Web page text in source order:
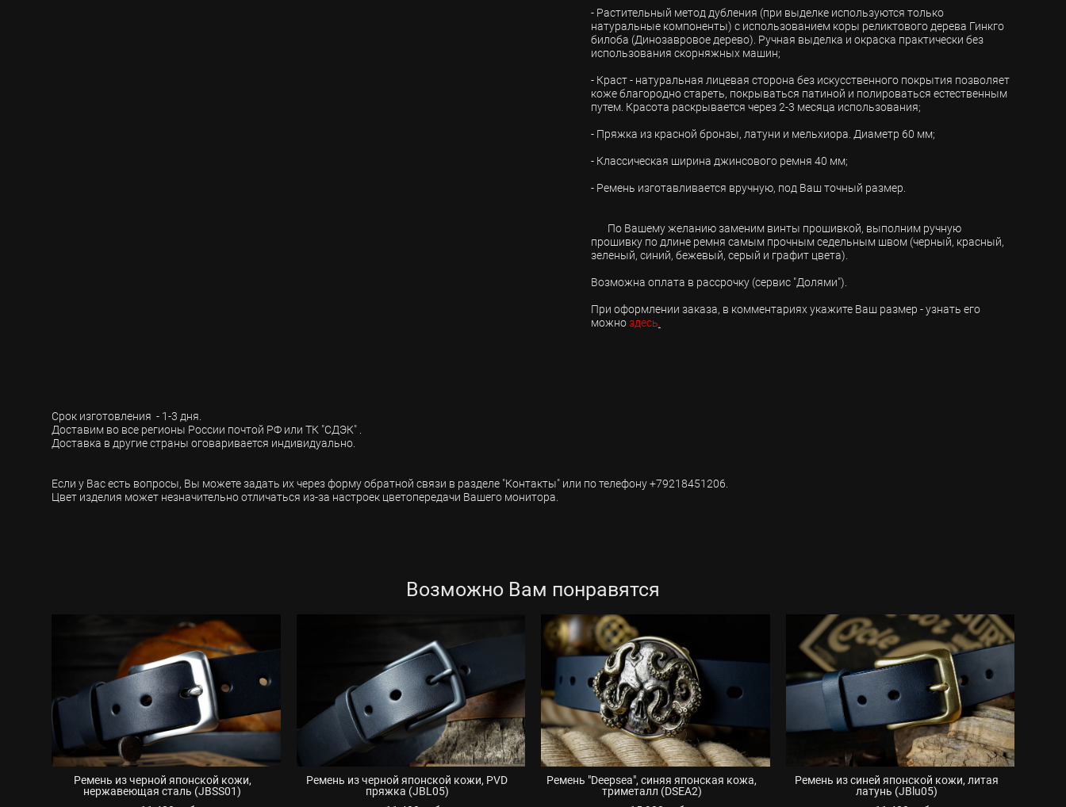
- Растительный метод дубления (при выделке используются только
натуральные компоненты) с использованием коры реликтового дерева Гинкго
билоба (Динозавровое дерево). Ручная выделка и окраска практически без
использования скорняжных машин;
- Краст - натуральная лицевая сторона без искусственного покрытия позволяет
коже благородно стареть, покрываться патиной и полироваться естественным
путем. Красота раскрывается через 2-3 месяца использования;
- Пряжка из красной бронзы, латуни и мельхиора. Диаметр 60 мм;
- Классическая ширина джинсового ремня 40 мм;
- Ремень изготавливается вручную, под Ваш точный размер.
По Вашему желанию заменим винты прошивкой, выполним ручную
прошивку по длине ремня самым прочным седельным швом (черный, красный,
зеленый, синий, бежевый, серый и графит цвета).
Возможна оплата в рассрочку (сервис "Долями").
При оформлении заказа, в комментариях укажите Ваш размер - узнать его
можноздесь
Срок изготовления - 1-3 дня.
Доставим во все регионы России почтой РФ или ТК "СДЭК" .
Доставка в другие страны оговаривается индивидуально.
Если у Вас есть вопросы, Вы можете задать их через форму обратной связи в разделе "Контакты" или по телефону +79218451206.
Цвет изделия может незначительно отличаться из-за настроек цветопередачи Вашего монитора.
Возможно Вам понравятся
Ремень из черной японской кожи,
нержавеющая сталь (JBSS01)
Ремень из черной японской кожи, PVD
пряжка (JBL05)
Ремень "Deepsea", синяя японская кожа,
триметалл (DSEA2)
Ремень из синей японской кожи, литая
латунь (JBlu05)